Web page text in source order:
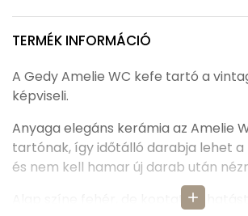
TERMÉK INFORMÁCIÓ
add
A Gedy Amelie WC kefe tartó a
képviseli.
Anyaga elegáns kerámia az Amelie
tartónak, így időtálló darabja lehet a
és nem kell hamar új darab után
Alap színe fehér, de koptatott